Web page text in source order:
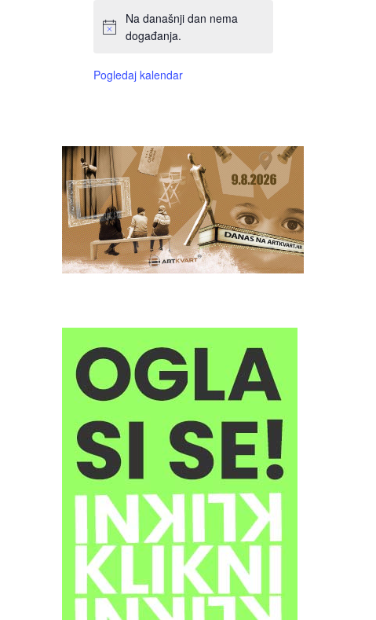
Na današnji dan nema
događanja.
Pogledaj kalendar